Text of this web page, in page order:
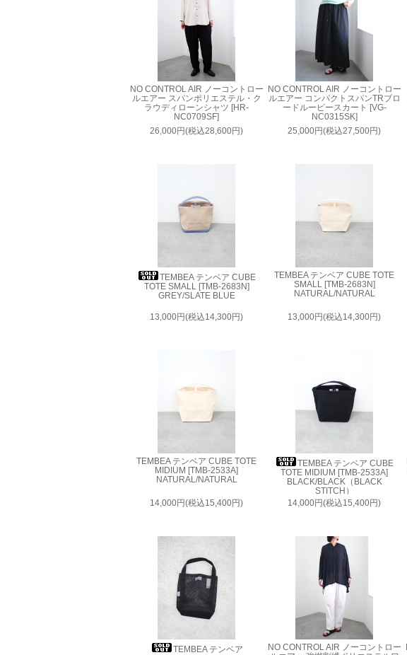
NO CONTROL AIR ノーコントロー
ルエアー スパンポリエステル・ク
ラウディローンシャツ [HR-
NC0709SF]
26,000円(税込28,600円)
NO CONTROL AIR ノーコントロー
ルエアー コンパクトスパンTRブロ
ードルーピースカート [VG-
NC0315SK]
25,000円(税込27,500円)
TEMBEA テンベア CUBE
TOTE SMALL [TMB-2683N]
GREY/SLATE BLUE
13,000円(税込14,300円)
TEMBEA テンベア CUBE TOTE
SMALL [TMB-2683N]
NATURAL/NATURAL
13,000円(税込14,300円)
TEMBEA テンベア CUBE TOTE
MIDIUM [TMB-2533A]
NATURAL/NATURAL
14,000円(税込15,400円)
TEMBEA テンベア CUBE
TOTE MIDIUM [TMB-2533A]
BLACK/BLACK（BLACK
STITCH）
14,000円(税込15,400円)
TEMBEA テンベア
NO CONTROL AIR ノーコントロー